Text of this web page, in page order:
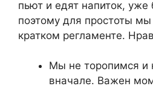
пьют и едят напиток,
поэтому для простоты
кратком регламенте.
Мы не торопимся и
вначале. Важен